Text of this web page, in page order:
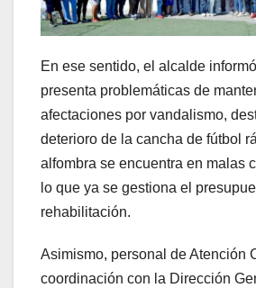
En ese sentido, el alcalde
presenta problemáticas de
afectaciones por vandalismo,
deterioro de la cancha de fútbol
alfombra se encuentra en malas
lo que ya se gestiona el
rehabilitación.
Asimismo, personal de Atención
coordinación con la Dirección